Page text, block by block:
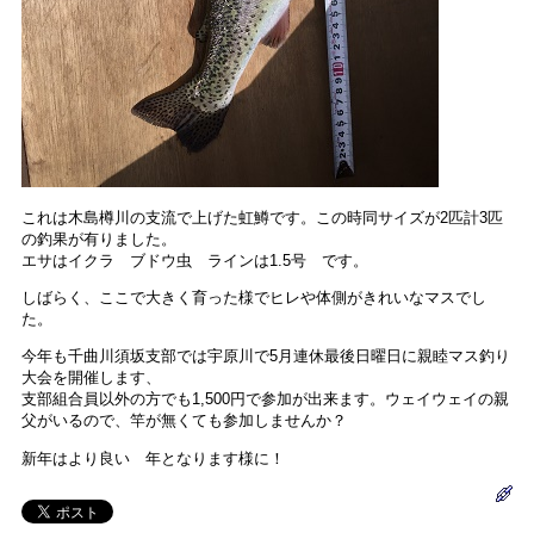
これは木島樽川の支流で上げた虹鱒です。この時同サイズが2匹計3匹
の釣果が有りました。
エサはイクラ ブドウ虫 ラインは1.5号 です。
しばらく、ここで大きく育った様でヒレや体側がきれいなマスでし
た。
今年も千曲川須坂支部では宇原川で5月連休最後日曜日に親睦マス釣り
大会を開催します、
支部組合員以外の方でも1,500円で参加が出来ます。ウェイウェイの親
父がいるので、竿が無くても参加しませんか？
新年はより良い 年となります様に！